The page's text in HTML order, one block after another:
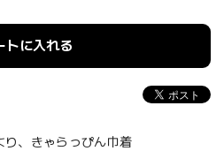
トに入れる
り、きゃらっぴん巾着